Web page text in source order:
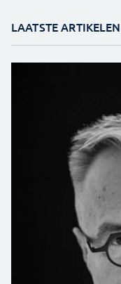
LAATSTE ARTIKELEN